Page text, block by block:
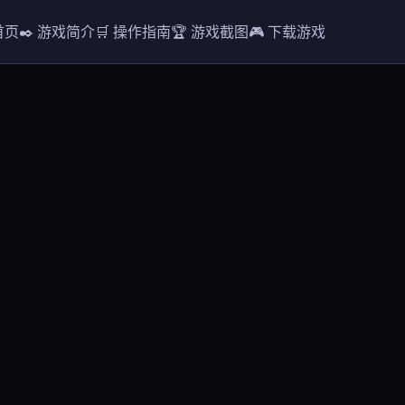
页✒️ 游戏简介🛒 操作指南🏆 游戏截图🎮 下载游戏